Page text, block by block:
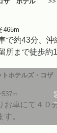
465m
で約43分、
所まで徒歩約
トホテルズ・コザ
537m
お車にて４０
す。